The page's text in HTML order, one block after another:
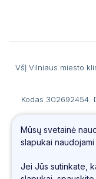
VšĮ Vilniaus miesto
Kodas 302692454.
A. s.
Tel.(0 5) 234 4487,
Mūsų svetainė
slapukai
Jei Jūs sutinkate,